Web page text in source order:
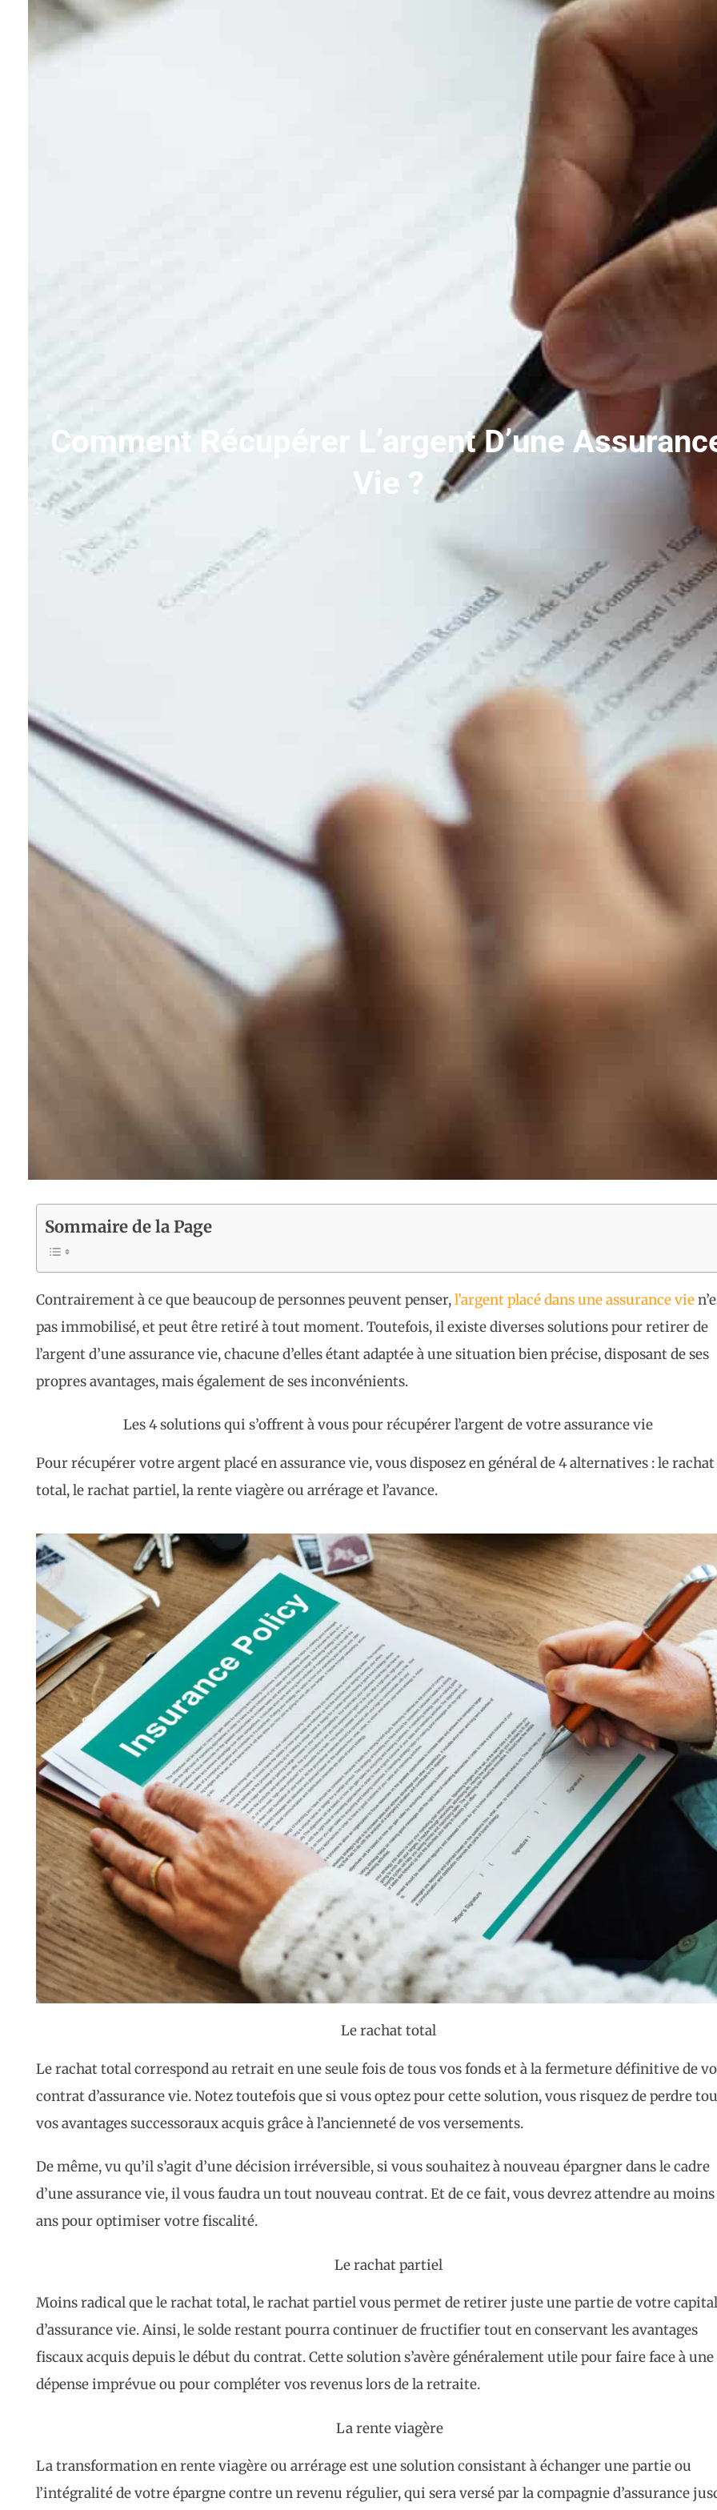
Comment Récupérer L’argent D’une
Vie ?
Sommaire de la Page
Contrairement à ce que beaucoup de personnes peuvent penser,l’argent placé dans une assurance vie
pas immobilisé, et peut être retiré à tout moment. Toutefois, il existe diverses solutions pour retirer de
l’argent d’une assurance vie, chacune d’elles étant adaptée à une situation bien précise, disposant de ses
propres avantages, mais également de ses inconvénients.
Les 4 solutions qui s’offrent à vous pour récupérer l’argent de votre assurance vie
Pour récupérer votre argent placé en assurance vie, vous disposez en général de 4 alternatives : le rachat
total, le rachat partiel, la rente viagère ou arrérage et l’avance.
Le rachat total
Le rachat total correspond au retrait en une seule fois de tous vos fonds et à la fermeture définitive de
contrat d’assurance vie. Notez toutefois que si vous optez pour cette solution, vous risquez de perdre
vos avantages successoraux acquis grâce à l’ancienneté de vos versements.
De même, vu qu’il s’agit d’une décision irréversible, si vous souhaitez à nouveau épargner dans le cadre
d’une assurance vie, il vous faudra un tout nouveau contrat. Et de ce fait, vous devrez attendre au moins
ans pour optimiser votre fiscalité.
Le rachat partiel
Moins radical que le rachat total, le rachat partiel vous permet de retirer juste une partie de votre capital
d’assurance vie. Ainsi, le solde restant pourra continuer de fructifier tout en conservant les avantages
fiscaux acquis depuis le début du contrat. Cette solution s’avère généralement utile pour faire face à une
dépense imprévue ou pour compléter vos revenus lors de la retraite.
La rente viagère
La transformation en rente viagère ou arrérage est une solution consistant à échanger une partie ou
l’intégralité de votre épargne contre un revenu régulier, qui sera versé par la compagnie d’assurance